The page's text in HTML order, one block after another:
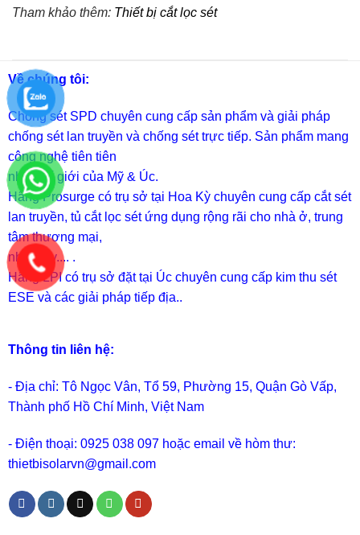
Tham khảo thêm: Thiết bị cắt lọc sét
Về chúng tôi:
Chống sét SPD chuyên cung cấp sản phẩm và giải pháp
chống sét lan truyền và chống sét trực tiếp. Sản phẩm mang
công nghệ tiên tiên
nhất thế giới của Mỹ & Úc.
Hãng Prosurge có trụ sở tại Hoa Kỳ chuyên cung cấp cắt sét
lan truyền, tủ cắt lọc sét ứng dụng rộng rãi cho nhà ở, trung
tâm thương mại,
nhà máy.... .
Hãng LPIcó trụ sở đặt tại Úc chuyên cung cấp kim thu sét
ESE và các giải pháp tiếp địa..
Thông tin liên hệ:
- Địa chỉ: Tô Ngọc Vân, Tổ 59, Phường 15, Quận Gò Vấp,
Thành phố Hồ Chí Minh, Việt Nam
- Điện thoại: 0925 038 097 hoặc email về hòm thư:
thietbisolarvn@gmail.com